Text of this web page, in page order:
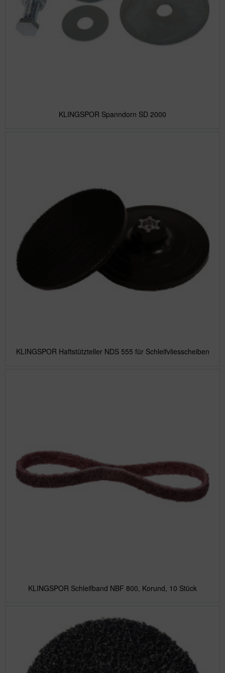
KLINGSPOR Spanndorn SD 2000
KLINGSPOR Haftstützteller NDS 555 für Schleifvliesscheiben
KLINGSPOR Schleifband NBF 800, Korund, 10 Stück